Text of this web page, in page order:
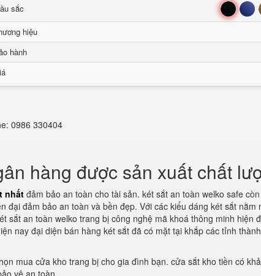
sắc
Đen Xanh
hiệu
hành
0986 330404
hàng được sản xuất chất
nhấtđảm bảo an toàn cho tài sản. két sắt an toàn welko safe
đại đảm bảo an toàn và bền đẹp. Với các kiểu dáng két sắt
an toàn welko trang bị công nghệ mã khoá thông minh hiện
nay đại diện bán hàng két sắt đã có mặt tại khắp các tỉnh
mua cửa kho trang bị cho gia đình bạn. cửa sắt kho tiền có
vệ an toàn.